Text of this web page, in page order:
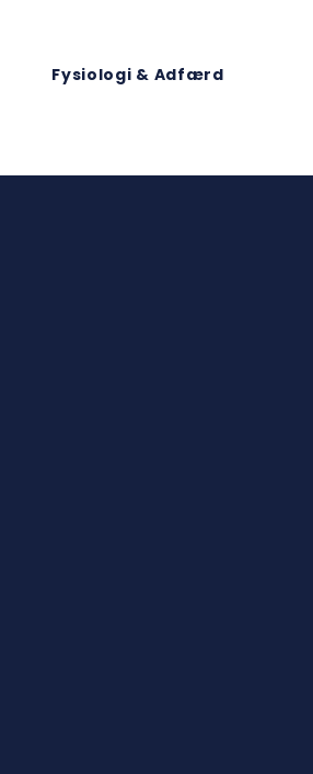
Fysiologi & Adfærd